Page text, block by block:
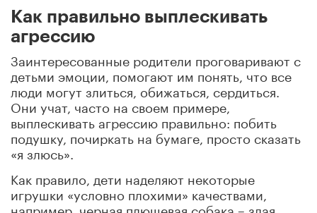
Как правильно выплескивать
агрессию
Заинтересованные родители проговаривают с
детьми эмоции, помогают им понять, что все
люди могут злиться, обижаться, сердиться.
Они учат, часто на своем примере,
выплескивать агрессию правильно: побить
подушку, почиркать на бумаге, просто сказать
«я злюсь».
Как правило, дети наделяют некоторые
игрушки «условно плохими» качествами,
например, черная плюшевая собака – злая,